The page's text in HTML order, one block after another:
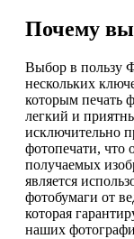
Почему
Выбор в пользу
нескольких
которым печать
легкий и
исключительно
фотопечати, что
получаемых
является
фотобумаги от
которая
наших